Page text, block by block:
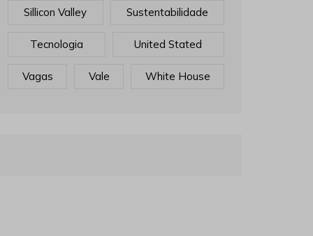
Sillicon Valley Sustentabilidade
Tecnologia United Stated
Vagas Vale White House